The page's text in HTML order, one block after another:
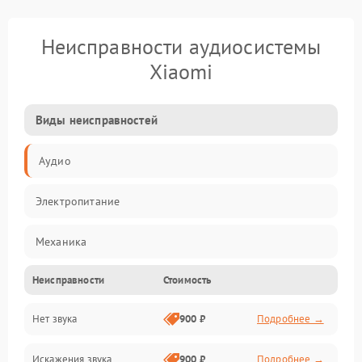
Неисправности аудиосистемы
Xiaomi
Виды неисправностей
Аудио
Электропитание
Механика
Управление
Корпус/Герметичность
Неисправности Стоимость
Нет звука 900 ₽ Подробнее →
Искажения звука 900 ₽ Подробнее →